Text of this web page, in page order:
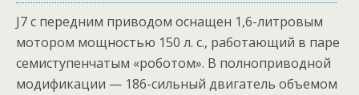
J7 с передним приводом оснащен 1,6-литровым
мотором мощностью 150 л. с., работающий в паре
семиступенчатым «роботом». В полноприводной
модификации — 186-сильный двигатель объемом